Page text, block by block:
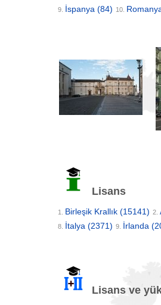
9. İspanya (84) 10.
Lisans
1. Birleşik Krallık (15141) 2.
8. İtalya (2371) 9. İrlanda
Lisans ve